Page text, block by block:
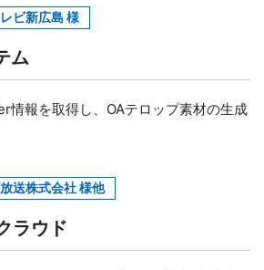
ビ新広島 様
ム
情報を取得し、OAテロップ素材の生成
送株式会社 様他
ラウド